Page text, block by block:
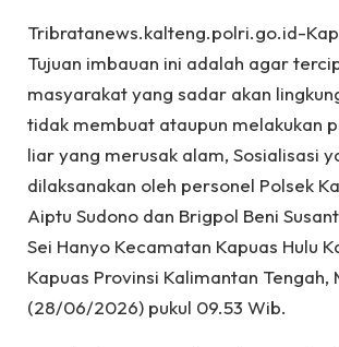
Tribratanews.kalteng.polri.go.id-
Tujuan imbauan ini adalah agar
masyarakat yang sadar akan
tidak membuat ataupun melakukan
liar yang merusak alam, Sosialisasi
dilaksanakan oleh personel Polsek
Aiptu Sudono dan Brigpol Beni
Sei Hanyo Kecamatan Kapuas Hulu
Kapuas Provinsi Kalimantan Tengah,
(28/06/2026) pukul 09.53 Wib.